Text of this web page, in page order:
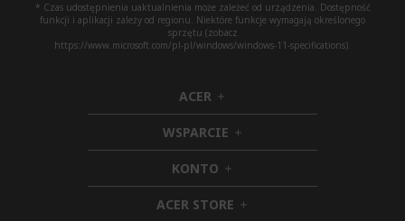
* Czas udostępnienia uaktualnienia może zależeć od urządzenia. Dostępność
funkcji i aplikacji zależy od regionu. Niektóre funkcje wymagają określonego
sprzętu (zobacz
https://www.microsoft.com/pl-pl/windows/windows-11-specifications).
ACER h
i
d
d
e
n
WSPARCIE h
i
d
e
KONTO h
i
d
ACER STORE h